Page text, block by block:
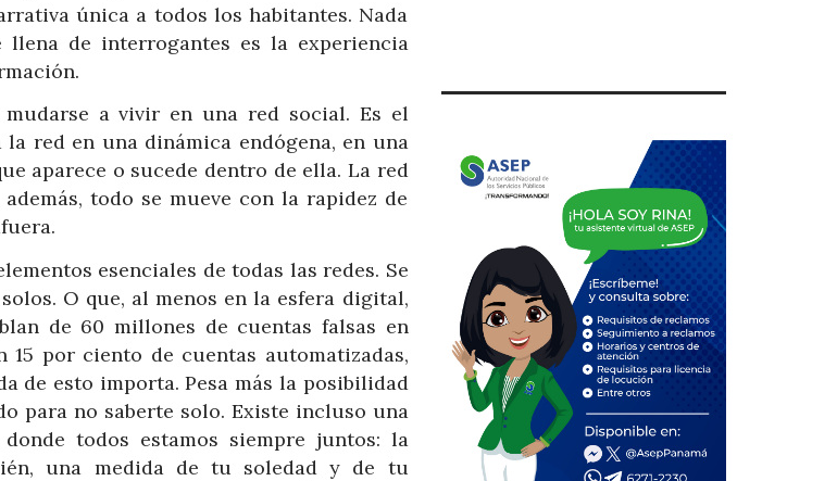
única a todos los habitantes. Nada
de interrogantes es la experiencia
a vivir en una red social. Es el
red en una dinámica endógena, en una
aparece o sucede dentro de ella. La red
todo se mueve con la rapidez de
esenciales de todas las redes. Se
O que, al menos en la esfera digital,
de 60 millones de cuentas falsas en
15 por ciento de cuentas automatizadas,
de esto importa. Pesa más la posibilidad
para no saberte solo. Existe incluso una
todos estamos siempre juntos: la
una medida de tu soledad y de tu